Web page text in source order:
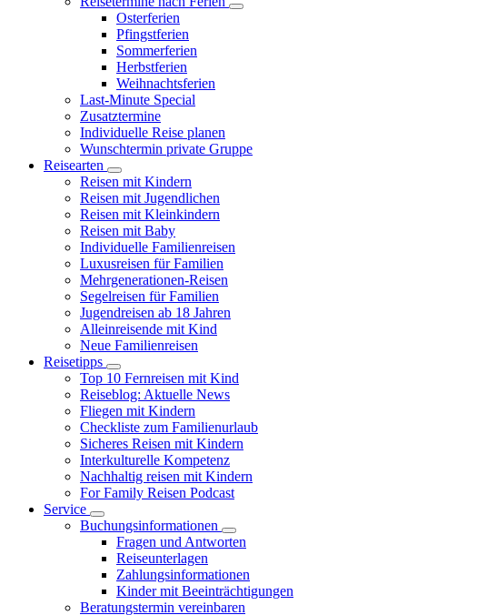
Osterferien
Pfingstferien
Sommerferien
Herbstferien
Weihnachtsferien
Last-Minute Special
Zusatztermine
Individuelle Reise planen
Wunschtermin private Gruppe
Reisearten
Reisen mit Kindern
Reisen mit Jugendlichen
Reisen mit Kleinkindern
Reisen mit Baby
Individuelle Familienreisen
Luxusreisen für Familien
Mehrgenerationen-Reisen
Segelreisen für Familien
Jugendreisen ab 18 Jahren
Alleinreisende mit Kind
Neue Familienreisen
Reisetipps
Top 10 Fernreisen mit Kind
Reiseblog: Aktuelle News
Fliegen mit Kindern
Checkliste zum Familienurlaub
Sicheres Reisen mit Kindern
Interkulturelle Kompetenz
Nachhaltig reisen mit Kindern
For Family Reisen Podcast
Service
Buchungsinformationen
Fragen und Antworten
Reiseunterlagen
Zahlungsinformationen
Kinder mit Beeinträchtigungen
Beratungstermin vereinbaren